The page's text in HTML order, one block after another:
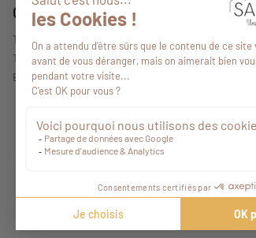
Conseils
Tous nos conseils
Trouver un point de vente
Espace professionnel